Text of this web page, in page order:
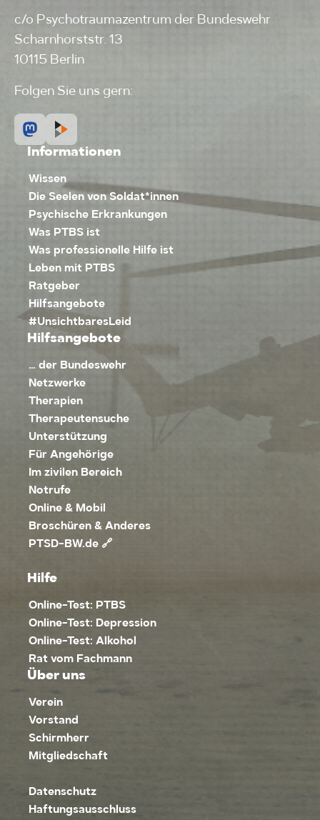
c/o Psychotraumazentrum der Bundeswehr
Scharnhorststr. 13
10115 Berlin
Folgen Sie uns gern:
Informationen
Wissen
Die Seelen von Soldat*innen
Psychische Erkrankungen
Was PTBS ist
Was professionelle Hilfe ist
Leben mit PTBS
Ratgeber
Hilfsangebote
#UnsichtbaresLeid
Hilfsangebote
… der Bundeswehr
Netzwerke
Therapien
Therapeutensuche
Unterstützung
Für Angehörige
Im zivilen Bereich
Notrufe
Online & Mobil
Broschüren & Anderes
PTSD-BW.de 🔗
Hilfe
Online-Test: PTBS
Online-Test: Depression
Online-Test: Alkohol
Rat vom Fachmann
Über uns
Verein
Vorstand
Schirmherr
Mitgliedschaft
Datenschutz
Haftungsausschluss